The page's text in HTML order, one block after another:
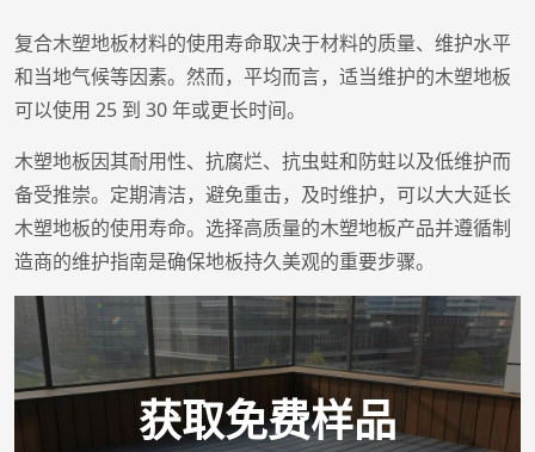
复合木塑地板材料的使用寿命取决于材料的质量、维护水平
和当地气候等因素。然而，平均而言，适当维护的木塑地板
可以使用 25 到 30 年或更长时间。
木塑地板因其耐用性、抗腐烂、抗虫蛀和防蛀以及低维护而
备受推崇。定期清洁，避免重击，及时维护，可以大大延长
木塑地板的使用寿命。选择高质量的木塑地板产品并遵循制
造商的维护指南是确保地板持久美观的重要步骤。
获取免费样品